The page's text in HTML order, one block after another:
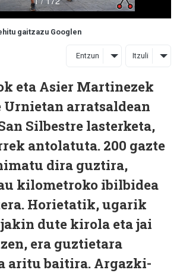
gaitzazu Googlen
Entzun Itzuli
eta Asier Martinezek
Urnietan arratsaldean
Silbestre lasterketa,
antolatuta. 200 gazte
dira guztira,
kilometroko ibilbidea
Horietatik, ugarik
dute kirola eta jai
era guztietara
aritu baitira. Argazki-